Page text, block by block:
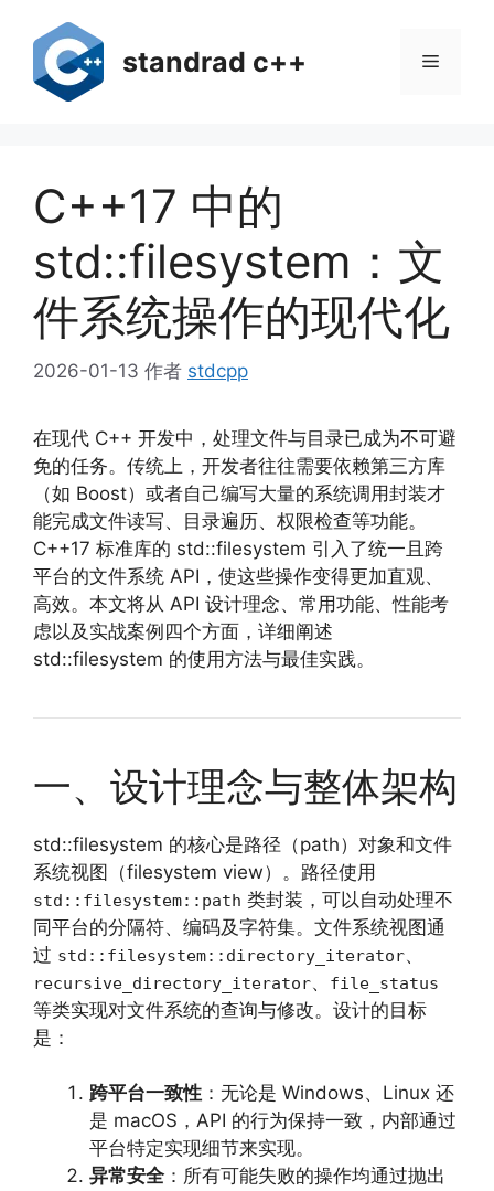
standrad c++ 菜
C++17 中的
std::filesystem：文
件系统操作的现代化
2026-01-13 作者 stdcpp
在现代 C++ 开发中，处理文件与目录已成为不可避
免的任务。传统上，开发者往往需要依赖第三方库
（如 Boost）或者自己编写大量的系统调用封装才
能完成文件读写、目录遍历、权限检查等功能。
C++17 标准库的 std::filesystem 引入了统一且跨
平台的文件系统 API，使这些操作变得更加直观、
高效。本文将从 API 设计理念、常用功能、性能考
虑以及实战案例四个方面，详细阐述
std::filesystem 的使用方法与最佳实践。
一、设计理念与整体架构
std::filesystem 的核心是路径（path）对象和文件
系统视图（filesystem view）。路径使用
std::filesystem::path 类封装，可以自动处理不
同平台的分隔符、编码及字符集。文件系统视图通
过 std::filesystem::directory_iterator、
recursive_directory_iterator、 file_status
等类实现对文件系统的查询与修改。设计的目标
是：
跨平台一致性 ：无论是 Windows、Linux 还
是 macOS，API 的行为保持一致，内部通过
平台特定实现细节来实现。
异常安全：所有可能失败的操作均通过抛出